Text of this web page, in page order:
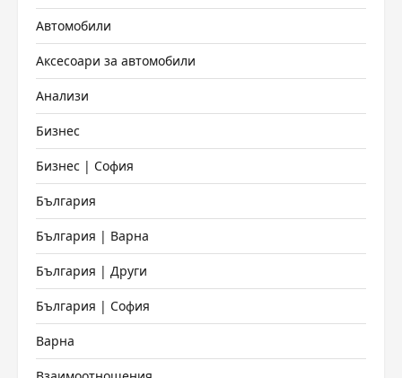
Автомобили
Аксесоари за автомобили
Анализи
Бизнес
Бизнес | София
България
България | Варна
България | Други
България | София
Варна